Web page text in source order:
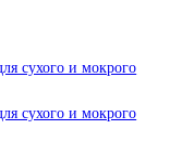
сухого и мокрого
сухого и мокрого